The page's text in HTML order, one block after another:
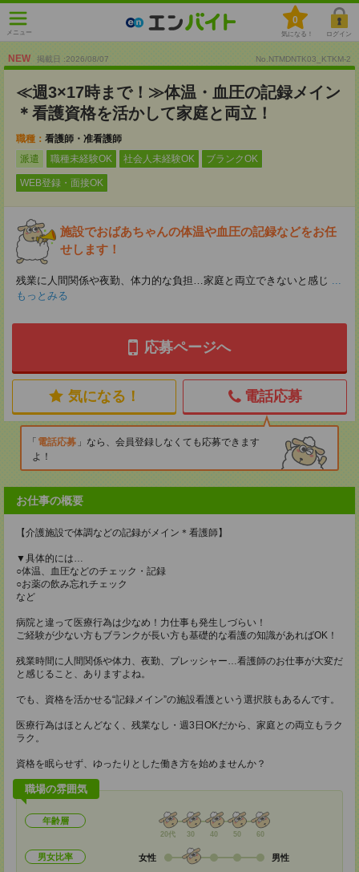
メニュー
0
気になる！ ログイン
NEW 掲載日 :2026/08/07 No.NTMDNTK03_KTKM-2
≪週3×17時まで！≫体温・血圧の記録メイン
＊看護資格を活かして家庭と両立！
職種： 看護師・准看護師
派遣
職種未経験OK 社会人未経験OK ブランクOK
WEB登録・面接OK
施設でおばあちゃんの体温や血圧の記録などをお任
せします！
残業に人間関係や夜勤、体力的な負担…家庭と両立できないと感じ ...
もっとみる
応募ページへ
気になる！ 電話応募
電話応募
なら、会員登録しなくても応募できます
よ！
お仕事の概要
【介護施設で体調などの記録がメイン＊看護師】
▼具体的には…
○体温、血圧などのチェック・記録
○お薬の飲み忘れチェック
など
病院と違って医療行為は少なめ！力仕事も発生しづらい！
ご経験が少ない方もブランクが長い方も基礎的な看護の知識があればOK！
残業時間に人間関係や体力、夜勤、プレッシャー…看護師のお仕事が大変だ
と感じること、ありますよね。
でも、資格を活かせる“記録メイン”の施設看護という選択肢もあるんです。
医療行為はほとんどなく、残業なし・週3日OKだから、家庭との両立もラク
ラク。
資格を眠らせず、ゆったりとした働き方を始めませんか？
職場の雰囲気
年齢層
20代 30 40 50 60
男女比率 女性 男性